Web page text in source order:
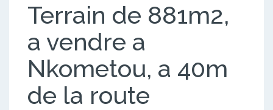
Terrain de 881m2,
a vendre a
Nkometou, a 40m
de la route